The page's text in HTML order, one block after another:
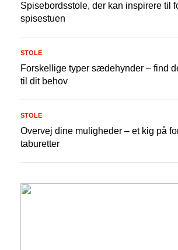
Spisebordsstole, der kan inspirere til
spisestuen
Forskellige typer sædehynder – find
til dit behov
STOLE
Overvej dine muligheder – et kig på
taburetter
STOLE